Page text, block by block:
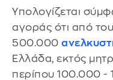
Υπολογίζεται
αγοράς ότι από
500.000
Ελλάδα, εκτός
περίπου 100.000 -